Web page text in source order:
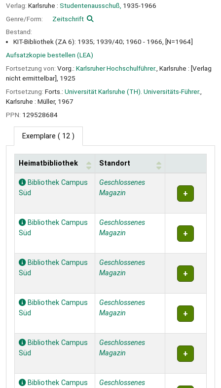
Verlag: Karlsruhe : Studentenausschuß, 1935-1966
Genre/Form:
Zeitschrift
Bestand:
KIT-Bibliothek (ZA 6): 1935; 1939/40; 1960 - 1966, [N=1964]
Aufsatzkopie bestellen (LEA)
Fortsetzung von: Vorg.: Karlsruher Hochschulführer. , Karlsruhe : [Verlag
nicht ermittelbar], 1925
Fortsetzung: Forts.: Universität Karlsruhe (TH). Universitäts-Führer.
Karlsruhe : Müller, 1967
PPN: 129528684
Exemplare ( 12 )
Exemplare
Heimatbibliothek Standort
Bibliothek Campus
Süd
Geschlossenes
Magazin
Bibliothek Campus
Süd
Geschlossenes
Magazin
Bibliothek Campus
Süd
Geschlossenes
Magazin
Bibliothek Campus
Süd
Geschlossenes
Magazin
Bibliothek Campus
Süd
Geschlossenes
Magazin
Bibliothek Campus
Geschlossenes